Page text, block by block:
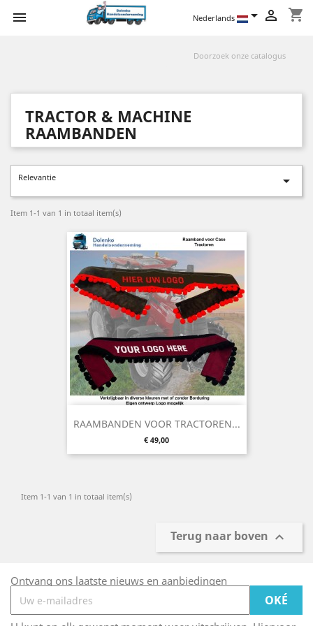
 shopping_cart

Nederlands 
TRACTOR & MACHINE
RAAMBANDEN
Relevantie 
Item 1-1 van 1 in totaal item(s)
RAAMBANDEN VOOR TRACTOREN...
Prijs
€ 49,00
Item 1-1 van 1 in totaal item(s)
Terug naar boven 
Ontvang ons laatste nieuws en aanbiedingen